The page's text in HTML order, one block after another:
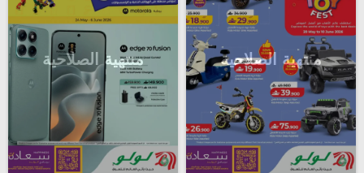
منتهية الصلاحية منتهية الصلاحية